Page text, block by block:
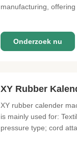
manufacturing,
Onderzoek nu
XY Rubber
XY rubber calender
is mainly used for:
pressure type; cord